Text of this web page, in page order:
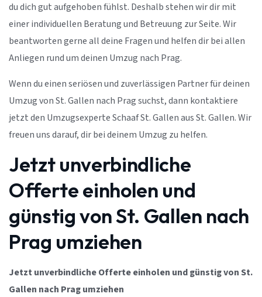
du dich gut aufgehoben fühlst. Deshalb stehen wir dir mit
einer individuellen Beratung und Betreuung zur Seite. Wir
beantworten gerne all deine Fragen und helfen dir bei allen
Anliegen rund um deinen Umzug nach Prag.
Wenn du einen seriösen und zuverlässigen Partner für deinen
Umzug von St. Gallen nach Prag suchst, dann kontaktiere
jetzt den Umzugsexperte Schaaf St. Gallen aus St. Gallen. Wir
freuen uns darauf, dir bei deinem Umzug zu helfen.
Jetzt unverbindliche
Offerte einholen und
günstig von St. Gallen nach
Prag umziehen
Jetzt unverbindliche Offerte einholen und günstig von St.
Gallen nach Prag umziehen